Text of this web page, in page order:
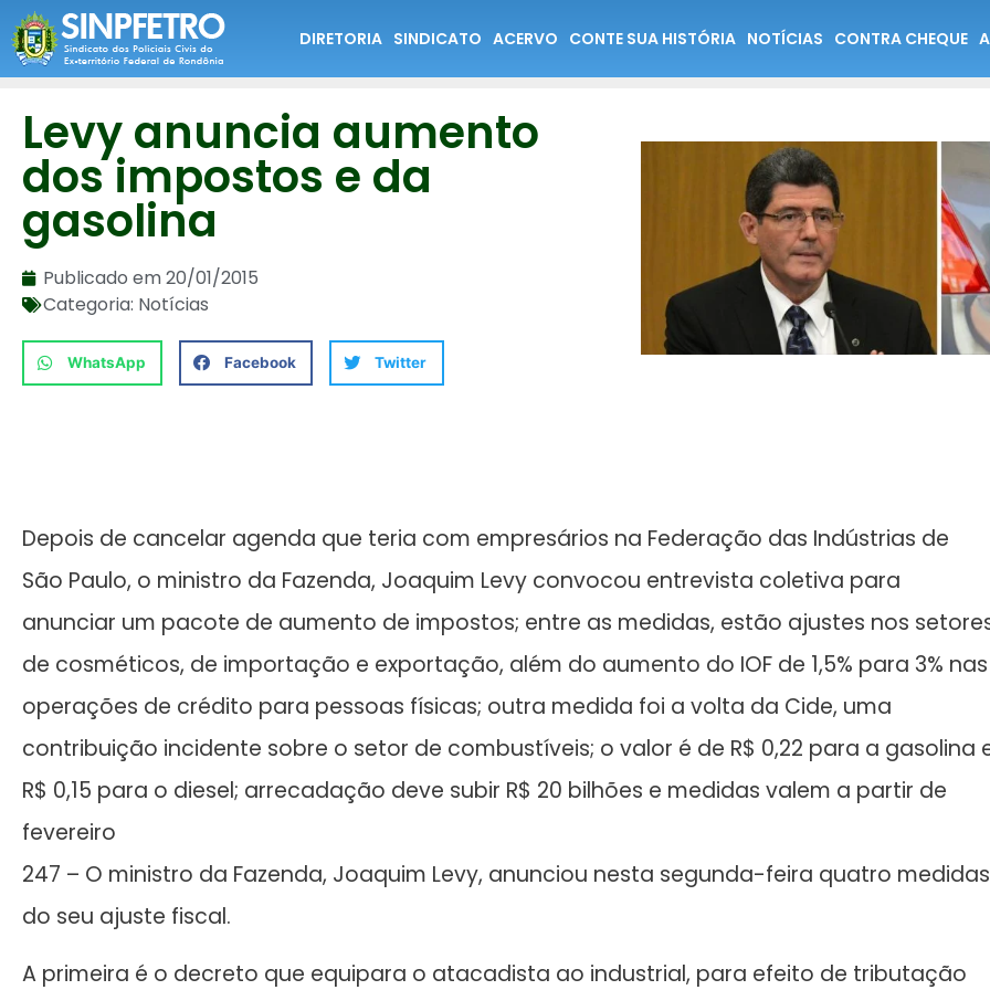
DIRETORIA SINDICATO ACERVO CONTE SUA HISTÓRIA NOTÍCIAS CONTRA CHEQUE
Levy anuncia aumento
dos impostos e da
gasolina
Publicado em20/01/2015
Categoria: Notícias
WhatsApp Facebook Twitter
Depois de cancelar agenda que teria com empresários na Federação das Indústrias de
São Paulo, o ministro da Fazenda, Joaquim Levy convocou entrevista coletiva para
anunciar um pacote de aumento de impostos; entre as medidas, estão ajustes nos
de cosméticos, de importação e exportação, além do aumento do IOF de 1,5% para 3% nas
operações de crédito para pessoas físicas; outra medida foi a volta da Cide, uma
contribuição incidente sobre o setor de combustíveis; o valor é de R$ 0,22 para a gasolina
R$ 0,15 para o diesel; arrecadação deve subir R$ 20 bilhões e medidas valem a partir de
fevereiro
247 – O ministro da Fazenda, Joaquim Levy, anunciou nesta segunda-feira quatro medidas
do seu ajuste fiscal.
A primeira é o decreto que equipara o atacadista ao industrial, para efeito de tributação